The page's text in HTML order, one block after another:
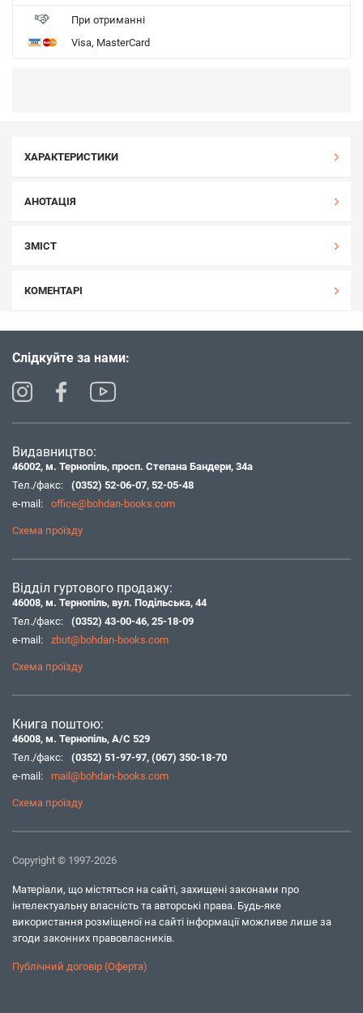
При отриманні
Visa, MasterCard
ХАРАКТЕРИСТИКИ
АНОТАЦІЯ
ЗМІСТ
КОМЕНТАРІ
Слідкуйте за нами:
Видавництво:
46002, м. Тернопіль, просп. Степана Бандери, 34а
Тел./факс:
(0352) 52-06-07, 52-05-48
e-mail:
office@bohdan-books.com
Схема проїзду
Відділ гуртового продажу:
46008, м. Тернопіль, вул. Подільська, 44
Тел./факс:
(0352) 43-00-46, 25-18-09
e-mail:
zbut@bohdan-books.com
Схема проїзду
Книга поштою:
46008, м. Тернопіль, А/С 529
Тел./факс:
(0352) 51-97-97, (067) 350-18-70
e-mail:
mail@bohdan-books.com
Схема проїзду
Copyright © 1997-2026
Матеріали, що містяться на сайті, захищені законами про
інтелектуальну власність та авторські права. Будь-яке
використання розміщеної на сайті інформації можливе лише за
згоди законних правовласників.
Публічний договір (Оферта)